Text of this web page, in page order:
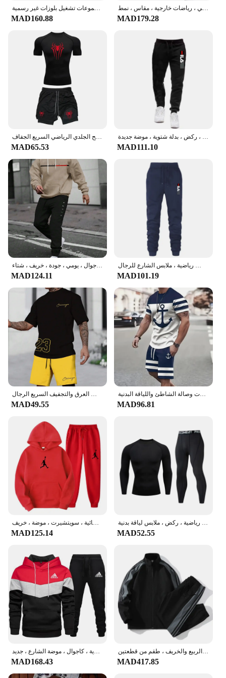
بدلات رياضية رجالية موضة رياضية النساء هوديس + السراويل قطعتين مجموعات تشغيل بلوزات غير رسمية Sweatpants ملابس للرجال
MAD160.88
طقم سويتر مطبوع من قطعتين للرجال والنساء ، نفس الموضة ، اتجاه غير رسمي ، رياضات خارجية ، مقاس ، نمط
MAD179.28
مجموعة ملابس رياضية ضغط للتمرين للرجال ، تيشيرتات رياضية مطبوعة على العنكبوت ، شورت ركض جيد التهوية ، واقي من الطفح الجلدي الرياضي السريع الجفاف ، Y2K
MAD65.53
طقم بدلة رياضية للرجال ، ملابس لياقة بدنية لصالة الألعاب الرياضية ، قلنسوة للجري ، ملابس رياضية ، ركض ، بدلة شتوية ، موضة جديدة
MAD111.10
MAD124.11 MAD101.19
MAD49.55
طقم تي شيرت رجالي مكون من قطعتين بأكمام قصيرة مطبوع بنمط كاجوال وسروال قصير مناسب للعطلات وصالة الشاطئ واللياقة البدنية
MAD96.81
MAD125.14 MAD52.55
MAD168.43
بدلة رياضية مخططة للرجال ، جاكيت وبنطال بياقة قائمة ، الجري واللياقة البدنية ، الربيع والخريف ، طقم من قطعتين
MAD417.85